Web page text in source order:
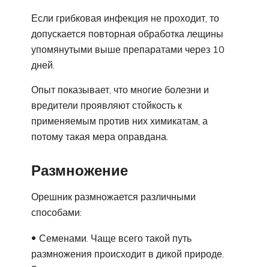
Если грибковая инфекция не проходит, то
допускается повторная обработка лещины
упомянутыми выше препаратами через 10
дней.
Опыт показывает, что многие болезни и
вредители проявляют стойкость к
применяемым против них химикатам, а
потому такая мера оправдана.
Размножение
Орешник размножается различными
способами:
Семенами. Чаще всего такой путь
размножения происходит в дикой природе.